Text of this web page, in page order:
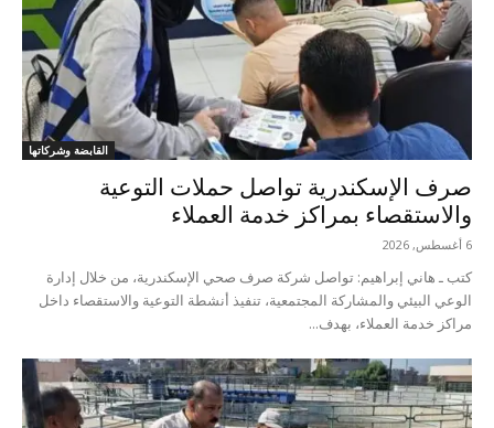
القابضة وشركاتها
صرف الإسكندرية تواصل حملات التوعية
والاستقصاء بمراكز خدمة العملاء
6 أغسطس, 2026
كتب ـ هاني إبراهيم: تواصل شركة صرف صحي الإسكندرية، من خلال إدارة
الوعي البيئي والمشاركة المجتمعية، تنفيذ أنشطة التوعية والاستقصاء داخل
مراكز خدمة العملاء، بهدف...